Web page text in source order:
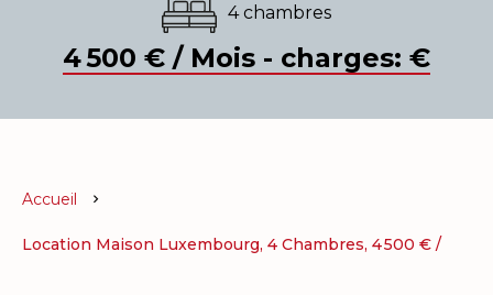
4 chambres
4 500 € / Mois - charges: €
Accueil
Location Maison Luxembourg, 4 Chambres, 4 500 € /